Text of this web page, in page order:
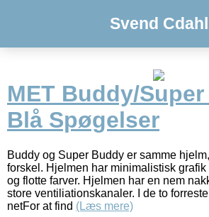
Svend Cdahl
MET Buddy/
Blå Spøgelser
Buddy og Super Buddy er samme
forskel. Hjelmen har minimalistisk
og flotte farver. Hjelmen har en nem
store ventiliationskanaler. I de to
netFor at find (Læs mere)